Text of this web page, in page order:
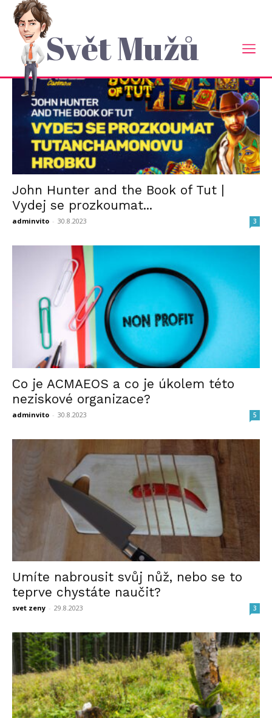
Svět Mužů
Domů 2023
Měsíční Archiv: Srpen 2023
John Hunter and the Book of Tut |
Vydej se prozkoumat...
adminvito - 30.8.2023 3
Co je ACMAEOS a co je úkolem této
neziskové organizace?
adminvito - 30.8.2023 5
Umíte nabrousit svůj nůž, nebo se to
teprve chystáte naučit?
svet zeny - 29.8.2023 3